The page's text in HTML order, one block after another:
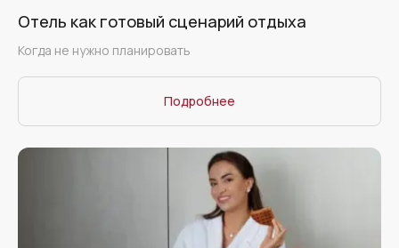
Отель как готовый сценарий отдыха
Когда не нужно планировать
Подробнее